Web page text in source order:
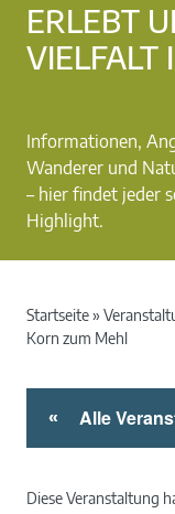
ERLEBT
VIELFALT
Informationen,
Wanderer und
– hier findet jeder
Highlight.
Startseite»
Korn zum Mehl
« Alle
Diese Veranstaltung